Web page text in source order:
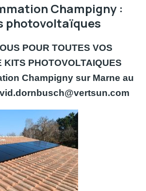
Champigny :
photovoltaïques
POUR TOUTES VOS
KITS PHOTOVOLTAIQUES
Champigny sur Marne au